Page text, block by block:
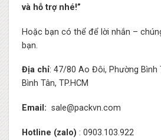
và hỗ trợ nhé!”
Hoặc bạn có thể để lời nhắn –
bạn.
Địa chỉ: 47/80 Ao Đôi, Phường Bình
Bình Tân, TP.HCM
Email: sale@packvn.com
Hotline (zalo) : 0903.103.922